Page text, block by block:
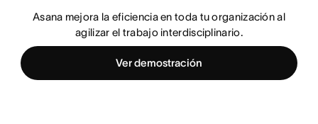
Asana mejora la eficiencia en toda tu organización al
agilizar el trabajo interdisciplinario.
Ver demostración